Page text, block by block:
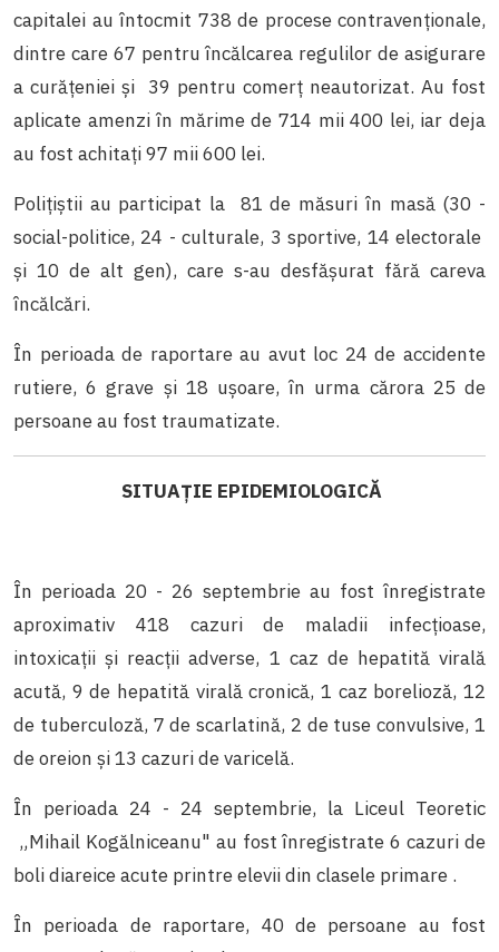
capitalei au întocmit 738 de procese contravenționale,
dintre care 67 pentru încălcarea regulilor de asigurare
a curăţeniei și 39 pentru comerț neautorizat. Au fost
aplicate amenzi în mărime de 714 mii 400 lei, iar deja
au fost achitați 97 mii 600 lei.
Poliţiştii au participat la 81 de măsuri în masă (30 -
social-politice, 24 - culturale, 3 sportive, 14 electorale
şi 10 de alt gen), care s-au desfăşurat fără careva
încălcări.
În perioada de raportare au avut loc 24 de accidente
rutiere, 6 grave și 18 ușoare, în urma cărora 25 de
persoane au fost traumatizate.
SITUAȚIE EPIDEMIOLOGICĂ
În perioada 20 - 26 septembrie au fost înregistrate
aproximativ 418 cazuri de maladii infecţioase,
intoxicaţii şi reacţii adverse, 1 caz de hepatită virală
acută, 9 de hepatită virală cronică, 1 caz borelioză, 12
de tuberculoză, 7 de scarlatină, 2 de tuse convulsive, 1
de oreion și 13 cazuri de varicelă.
În perioada 24 - 24 septembrie, la Liceul Teoretic
„Mihail Kogălniceanu" au fost înregistrate 6 cazuri de
boli diareice acute printre elevii din clasele primare .
În perioada de raportare, 40 de persoane au fost